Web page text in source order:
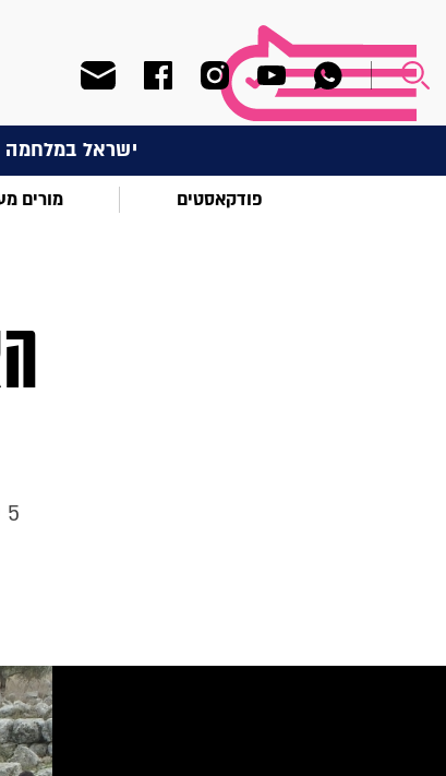
ישראל במלחמה
פודקאסטים מורים
5 שלבים לבניית פרויקט לימודי אקטיביסטי חברתי-סביבתי בבית הספר